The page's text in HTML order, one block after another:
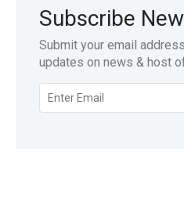
Subscribe
Submit your email
updates on news & host